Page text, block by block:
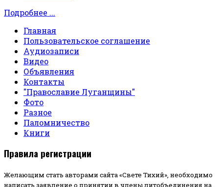
Подробнее ...
Главная
Пользовательское соглашение
Аудиозаписи
Видео
Объявления
Контакты
"Православие Луганщины"
Фото
Разное
Паломничество
Книги
Правила регистрации
Желающим стать авторами сайта «Свете Тихий», необходимо
написать заявление о принятии в члены литобъединения на